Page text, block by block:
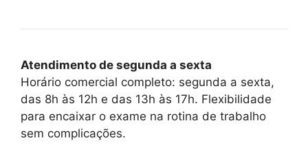
Atendimento de segunda a sexta
Horário comercial completo: segunda a sexta,
das 8h às 12h e das 13h às 17h. Flexibilidade
para encaixar o exame na rotina de trabalho
sem complicações.